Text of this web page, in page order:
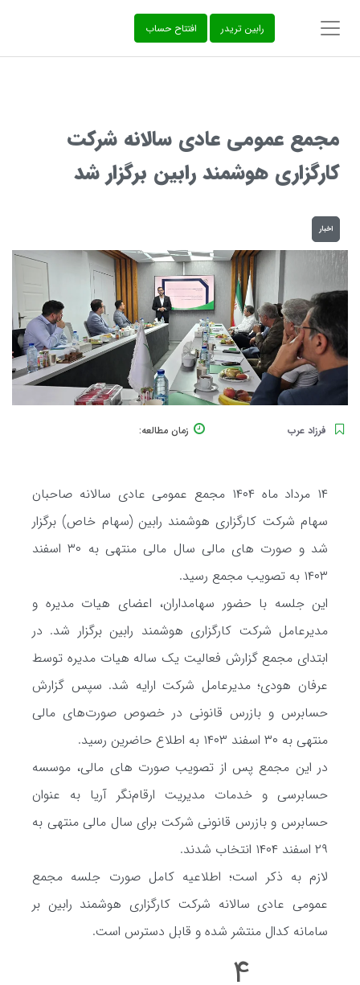
‌رابین تریدر افتتاح حساب
مجمع عمومی عادی سالانه شرکت
کارگزاری هوشمند رابین برگزار شد
اخبار
فرزاد عرب زمان مطالعه:
۱۴ مرداد ماه ۱۴۰۴ مجمع عمومی عادی سالانه صاحبان
سهام شرکت کارگزاری هوشمند رابین (سهام خاص) برگزار
شد و صورت های مالی سال مالی منتهی به ۳۰ اسفند
۱۴۰۳ به تصویب مجمع رسید.
این جلسه با حضور سهامداران، اعضای هیات مدیره و
مدیرعامل شرکت کارگزاری هوشمند رابین برگزار شد. در
ابتدای مجمع گزارش فعالیت یک ساله هیات مدیره توسط
عرفان هودی؛ مدیرعامل شرکت ارایه شد. سپس گزارش
حسابرس و بازرس قانونی در خصوص صورت‌های مالی
منتهی به ۳۰ اسفند ۱۴۰۳ به اطلاع حاضرین رسید.
در این مجمع پس از تصویب صورت های مالی، موسسه
حسابرسی و خدمات مدیریت ارقام‌نگر آریا به عنوان
حسابرس و بازرس قانونی شرکت برای سال مالی منتهی به
۲۹ اسفند ۱۴۰۴ انتخاب شدند.
لازم به ذکر است؛ اطلاعیه کامل صورت جلسه مجمع
عمومی عادی سالانه شرکت کارگزاری هوشمند رابین بر
سامانه کدال منتشر شده و قابل دسترس است.
4